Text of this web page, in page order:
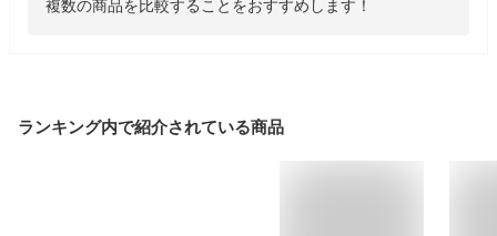
複数の商品を比較することをおすすめします！
ランキング内で紹介されている商品